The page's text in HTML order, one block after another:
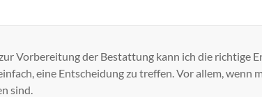
Vorbereitung der Bestattung kann ich die richtige
eine Entscheidung zu treffen. Vor allem, wenn
sind.